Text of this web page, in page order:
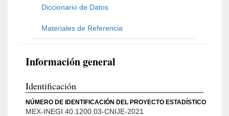
Diccionario de Datos
Materiales de Referencia
Información general
Identificación
NÚMERO DE IDENTIFICACIÓN DEL PROYECTO ESTADÍSTICO
MEX-INEGI.40.1200.03-CNIJE-2021